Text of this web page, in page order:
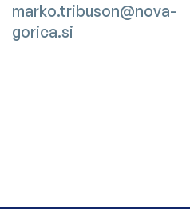
marko.tribuson@nova-
gorica.si